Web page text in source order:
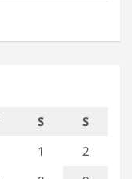
S
S
1
2